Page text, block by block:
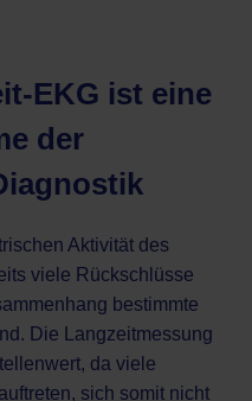
EKG ist eine
der
Aktivität des
viele Rückschlüsse
bestimmte
Die Langzeitmessung
da viele
sich somit nicht